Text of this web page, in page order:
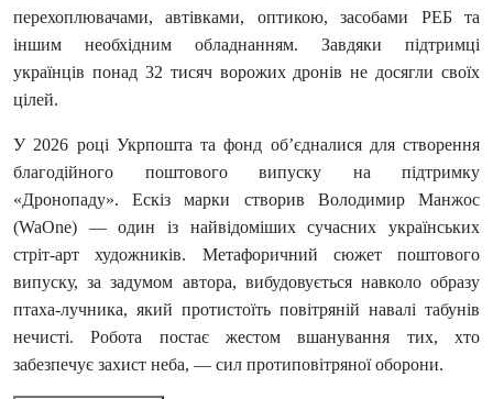
перехоплювачами, автівками, оптикою, засобами РЕБ та
іншим необхідним обладнанням. Завдяки підтримці
українців понад 32 тисяч ворожих дронів не досягли своїх
цілей.
У 2026 році Укрпошта та фонд об’єдналися для створення
благодійного поштового випуску на підтримку
«Дронопаду». Ескіз марки створив Володимир Манжос
(WaOne) — один із найвідоміших сучасних українських
стріт-арт художників. Метафоричний сюжет поштового
випуску, за задумом автора, вибудовується навколо образу
птаха-лучника, який протистоїть повітряній навалі табунів
нечисті. Робота постає жестом вшанування тих, хто
забезпечує захист неба, — сил протиповітряної оборони.